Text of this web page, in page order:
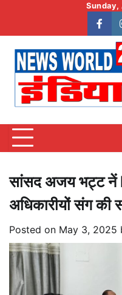
content
सांसद अजय भट्ट नें
अधिकारीयों संग की
Posted on May 3, 2025